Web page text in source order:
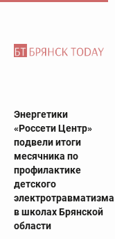
Энергетики
«Россети Центр»
подвели итоги
месячника по
профилактике
детского
электротравматизма
в школах Брянской
области